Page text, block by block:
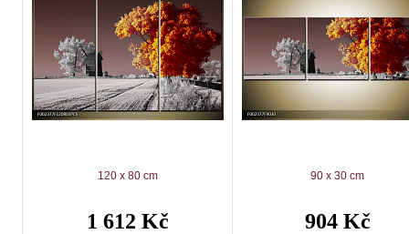
120 x 80 cm
1 612 Kč
90 x 30 cm
904 Kč